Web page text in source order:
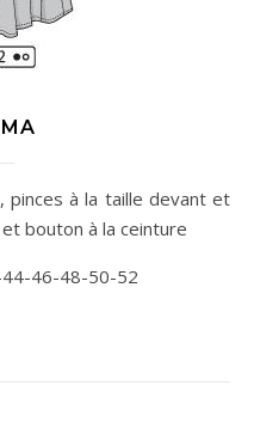
bouton à la ceinture
46-48-50-52